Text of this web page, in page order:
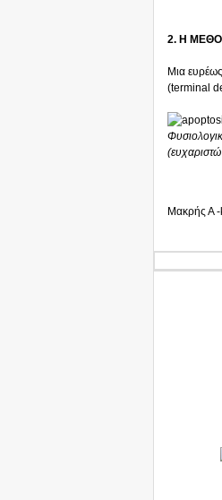
2. Η
Μια
(terminal
Μακρής Α